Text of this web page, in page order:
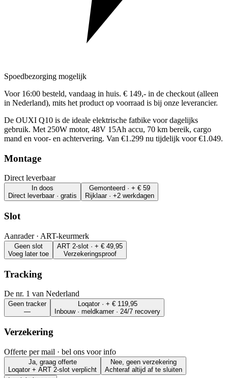
Spoedbezorging mogelijk
Voor 16:00 besteld, vandaag in huis. € 149,- in de checkout (alleen
in Nederland), mits het product op voorraad is bij onze leverancier.
De OUXI Q10 is de ideale elektrische fatbike voor dagelijks
gebruik. Met 250W motor, 48V 15Ah accu, 70 km bereik, cargo
mand en voor- en achtervering. Van €1.299 nu tijdelijk voor €1.049.
Montage
Direct leverbaar
In doos
Direct leverbaar · gratis
Gemonteerd · + € 59
Rijklaar · +2 werkdagen
Slot
Aanrader · ART-keurmerk
Geen slot
Voeg later toe
ART 2-slot · + € 49,95
Verzekeringsproof
Tracking
De nr. 1 van Nederland
Geen tracker
—
Loqator · + € 119,95
Inbouw · meldkamer · 24/7 recovery
Verzekering
Offerte per mail · bel ons voor info
Ja, graag offerte
Loqator + ART 2-slot verplicht
Nee, geen verzekering
Achteraf altijd af te sluiten